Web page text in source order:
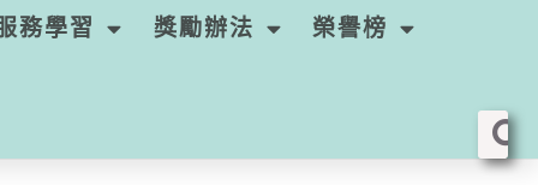
務學習 獎勵辦法 榮譽榜